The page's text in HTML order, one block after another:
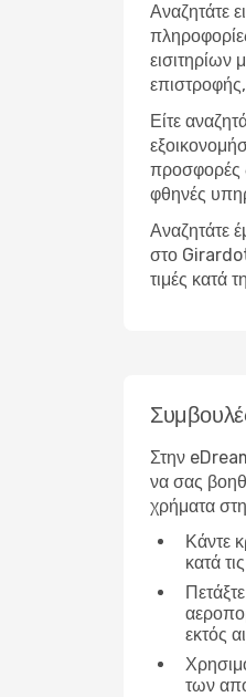
Αναζητάτε
εισιτηρίων
Είτε
προσφορές
φθηνές
Αναζητάτε
στο
τιμές κατά
Στην
να σας
χρήματα
Κάντε
κατά
εκτός
των